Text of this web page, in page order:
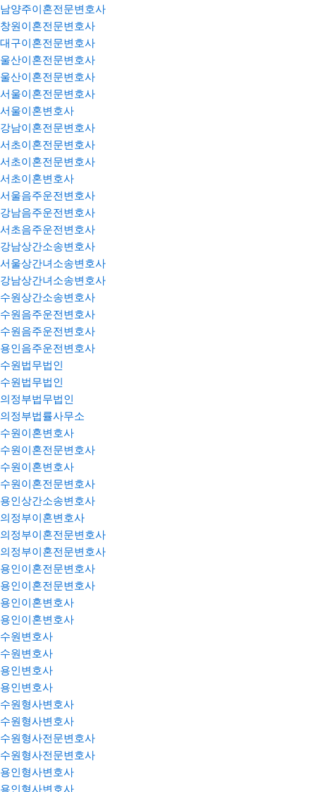
남양주이혼전문변호사
창원이혼전문변호사
대구이혼전문변호사
울산이혼전문변호사
울산이혼전문변호사
서울이혼전문변호사
서울이혼변호사
강남이혼전문변호사
서초이혼전문변호사
서초이혼전문변호사
서초이혼변호사
서울음주운전변호사
강남음주운전변호사
서초음주운전변호사
강남상간소송변호사
서울상간녀소송변호사
강남상간녀소송변호사
수원상간소송변호사
수원음주운전변호사
수원음주운전변호사
용인음주운전변호사
수원법무법인
수원법무법인
의정부법무법인
의정부법률사무소
수원이혼변호사
수원이혼전문변호사
수원이혼변호사
수원이혼전문변호사
용인상간소송변호사
의정부이혼변호사
의정부이혼전문변호사
의정부이혼전문변호사
용인이혼전문변호사
용인이혼전문변호사
용인이혼변호사
용인이혼변호사
수원변호사
수원변호사
용인변호사
용인변호사
수원형사변호사
수원형사변호사
수원형사전문변호사
수원형사전문변호사
용인형사변호사
용인형사변호사